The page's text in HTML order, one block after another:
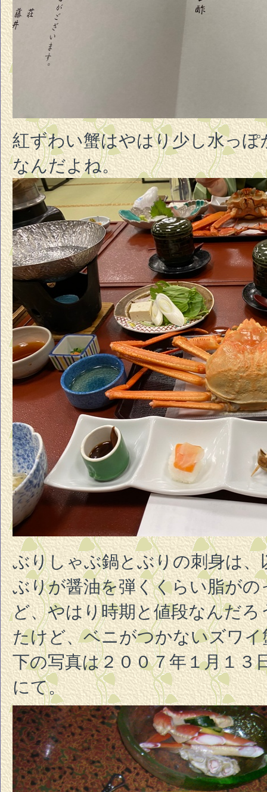
紅ずわい蟹はやはり少し水っ
なんだよね。
ぶりしゃぶ鍋とぶりの刺身は
ぶりが醤油を弾くくらい脂が
ど、やはり時期と値段なんだ
たけど、ベニがつかないズワ
下の写真は２００７年１月１
にて。